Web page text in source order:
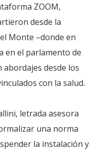
ZOOM,
desde la
Monte –donde en
en el parlamento de
abordajes desde los
con la salud.
letrada asesora
una norma
la instalación y